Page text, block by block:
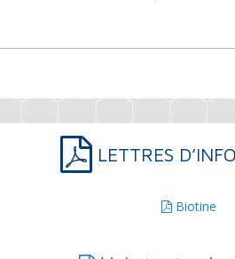
LETTRES
Biotine